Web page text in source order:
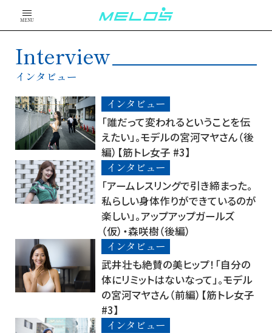
MENU
Interview
インタビュー
インタビュー
「誰だって変われるということを伝
えたい」。モデルの宮河マヤさん（後
編）【筋トレ女子 #3】
インタビュー
「アームレスリングで引き締まった。
私らしい身体作りができているのが
楽しい」。アップアップガールズ
（仮）・森咲樹（後編）
インタビュー
武井壮も絶賛の美ヒップ！「自分の
体にリミットはないなって」。モデル
の宮河マヤさん（前編）【筋トレ女子
#3】
インタビュー